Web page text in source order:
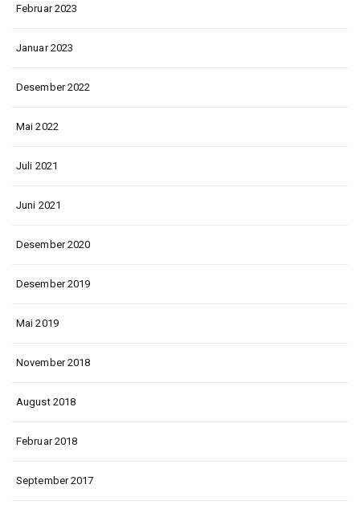
Februar 2023
Januar 2023
Desember 2022
Mai 2022
Juli 2021
Juni 2021
Desember 2020
Desember 2019
Mai 2019
November 2018
August 2018
Februar 2018
September 2017